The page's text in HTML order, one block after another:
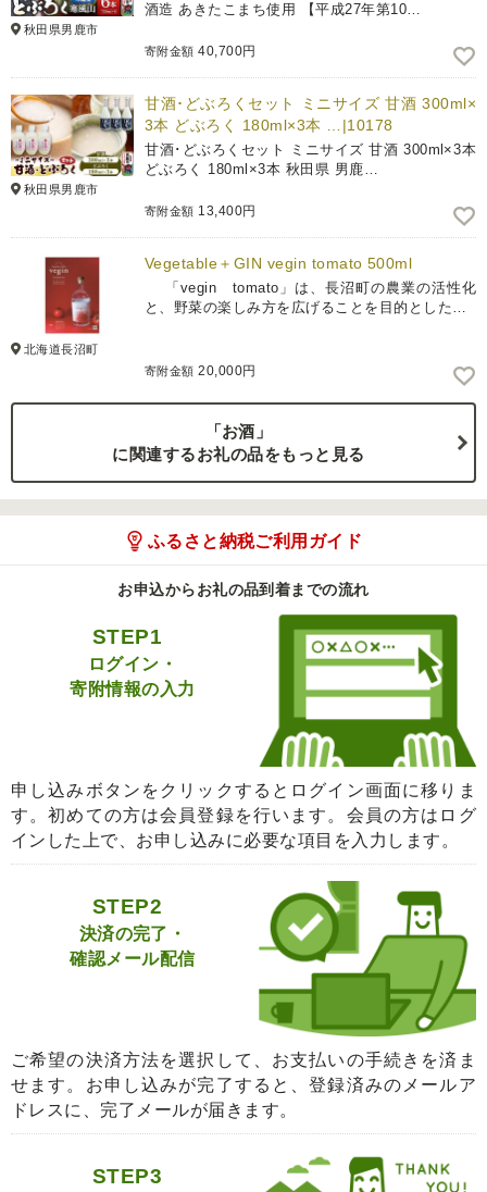
秋田県男鹿市
酒造 あきたこまち使用 【平成27年第10…
寄附金額 40,700円
秋田県男鹿市
甘酒･どぶろくセット ミニサイズ 甘酒 300ml×
3本 どぶろく 180ml×3本 …|10178
甘酒･どぶろくセット ミニサイズ 甘酒 300ml×3本
どぶろく 180ml×3本 秋田県 男鹿…
寄附金額 13,400円
北海道長沼町
Vegetable＋GIN vegin tomato 500ml
「vegin tomato」は、長沼町の農業の活性化
と、野菜の楽しみ方を広げることを目的とした…
寄附金額 20,000円
「お酒」
に関連するお礼の品をもっと見る
ふるさと納税ご利用ガイド
お申込からお礼の品到着までの流れ
STEP1
ログイン・
寄附情報の入力
申し込みボタンをクリックするとログイン画面に移りま
す。初めての方は会員登録を行います。会員の方はログ
インした上で、お申し込みに必要な項目を入力します。
STEP2
決済の完了・
確認メール配信
ご希望の決済方法を選択して、お支払いの手続きを済ま
せます。お申し込みが完了すると、登録済みのメールア
ドレスに、完了メールが届きます。
STEP3